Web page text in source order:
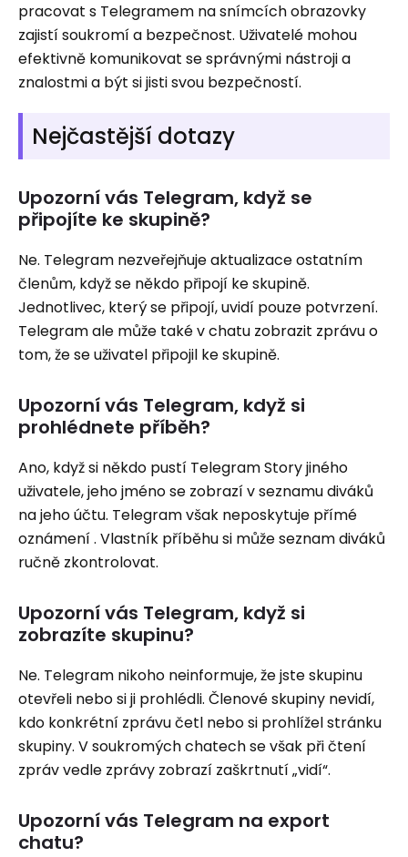
pracovat s Telegramem na snímcích obrazovky
zajistí soukromí a bezpečnost. Uživatelé mohou
efektivně komunikovat se správnými nástroji a
znalostmi a být si jisti svou bezpečností.
Nejčastější dotazy
Upozorní vás Telegram, když se
připojíte ke skupině?
Ne. Telegram nezveřejňuje aktualizace ostatním
členům, když se někdo připojí ke skupině.
Jednotlivec, který se připojí, uvidí pouze potvrzení.
Telegram ale může také v chatu zobrazit zprávu o
tom, že se uživatel připojil ke skupině.
Upozorní vás Telegram, když si
prohlédnete příběh?
Ano, když si někdo pustí Telegram Story jiného
uživatele, jeho jméno se zobrazí v seznamu diváků
na jeho účtu. Telegram však neposkytuje přímé
oznámení . Vlastník příběhu si může seznam diváků
ručně zkontrolovat.
Upozorní vás Telegram, když si
zobrazíte skupinu?
Ne. Telegram nikoho neinformuje, že jste skupinu
otevřeli nebo si ji prohlédli. Členové skupiny nevidí,
kdo konkrétní zprávu četl nebo si prohlížel stránku
skupiny. V soukromých chatech se však při čtení
zpráv vedle zprávy zobrazí zaškrtnutí „vidí“.
Upozorní vás Telegram na export
chatu?